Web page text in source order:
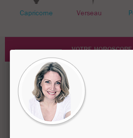
Capricorne Verseau
VOTRE